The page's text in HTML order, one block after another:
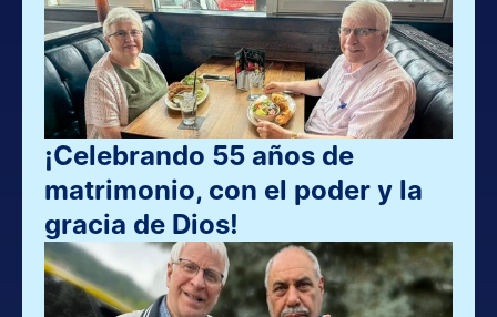
¡Celebrando 55 años de
matrimonio, con el poder y la
gracia de Dios!